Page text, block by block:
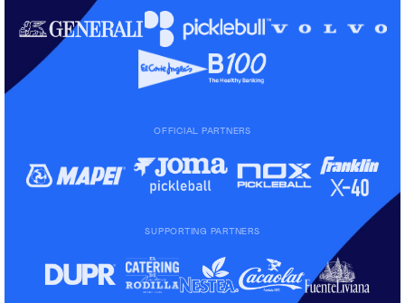
OFFICIAL PARTNERS
SUPPORTING PARTNERS